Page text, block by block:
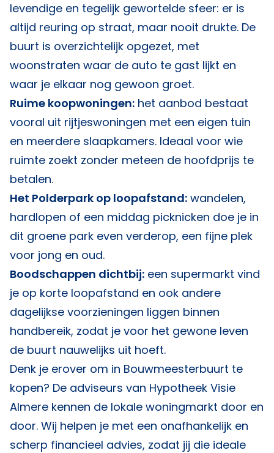
levendige en tegelijk gewortelde sfeer: er is
altijd reuring op straat, maar nooit drukte. De
buurt is overzichtelijk opgezet, met
woonstraten waar de auto te gast lijkt en
waar je elkaar nog gewoon groet.
Ruime koopwoningen: het aanbod bestaat
vooral uit rijtjeswoningen met een eigen tuin
en meerdere slaapkamers. Ideaal voor wie
ruimte zoekt zonder meteen de hoofdprijs te
betalen.
Het Polderpark op loopafstand: wandelen,
hardlopen of een middag picknicken doe je in
dit groene park even verderop, een fijne plek
voor jong en oud.
Boodschappen dichtbij: een supermarkt vind
je op korte loopafstand en ook andere
dagelijkse voorzieningen liggen binnen
handbereik, zodat je voor het gewone leven
de buurt nauwelijks uit hoeft.
Denk je erover om in Bouwmeesterbuurt te
kopen? De adviseurs van Hypotheek Visie
Almere kennen de lokale woningmarkt door en
door. Wij helpen je met een onafhankelijk en
scherp financieel advies, zodat jij die ideale